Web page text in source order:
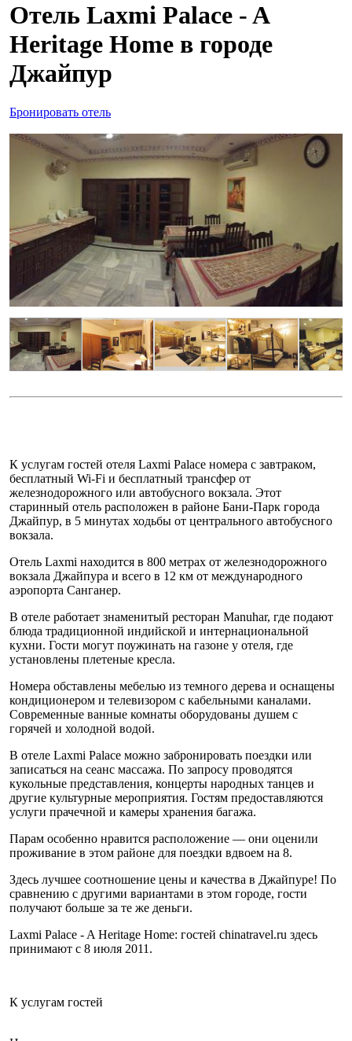
Отель Laxmi Palace - A
Heritage Home в городе
Джайпур
Бронировать отель
К услугам гостей отеля Laxmi Palace номера с завтраком,
бесплатный Wi-Fi и бесплатный трансфер от
железнодорожного или автобусного вокзала. Этот
старинный отель расположен в районе Бани-Парк города
Джайпур, в 5 минутах ходьбы от центрального автобусного
вокзала.
Отель Laxmi находится в 800 метрах от железнодорожного
вокзала Джайпура и всего в 12 км от международного
аэропорта Санганер.
В отеле работает знаменитый ресторан Manuhar, где подают
блюда традиционной индийской и интернациональной
кухни. Гости могут поужинать на газоне у отеля, где
установлены плетеные кресла.
Номера обставлены мебелью из темного дерева и оснащены
кондиционером и телевизором с кабельными каналами.
Современные ванные комнаты оборудованы душем с
горячей и холодной водой.
В отеле Laxmi Palace можно забронировать поездки или
записаться на сеанс массажа. По запросу проводятся
кукольные представления, концерты народных танцев и
другие культурные мероприятия. Гостям предоставляются
услуги прачечной и камеры хранения багажа.
Парам особенно нравится расположение — они оценили
проживание в этом районе для поездки вдвоем на 8.
Здесь лучшее соотношение цены и качества в Джайпуре! По
сравнению с другими вариантами в этом городе, гости
получают больше за те же деньги.
Laxmi Palace - A Heritage Home: гостей chinatravel.ru здесь
принимают с 8 июля 2011.
К услугам гостей